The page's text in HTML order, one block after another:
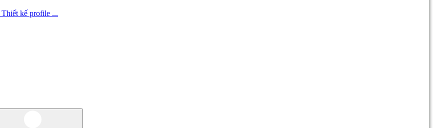
Thiết kế profile ...